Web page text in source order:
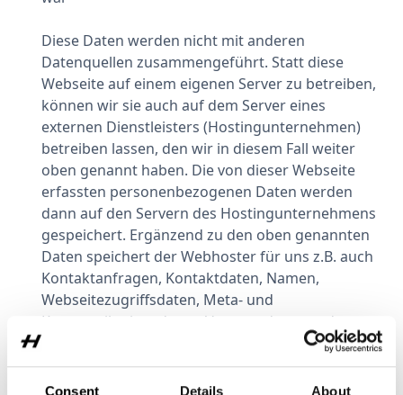
Consent Details About
Diese Daten werden nicht mit anderen
Datenquellen zusammengeführt. Statt diese
Webseite auf einem eigenen Server zu betreiben,
können wir sie auch auf dem Server eines
externen Dienstleisters (Hostingunternehmen)
betreiben lassen, den wir in diesem Fall weiter
oben genannt haben. Die von dieser Webseite
erfassten personenbezogenen Daten werden
dann auf den Servern des Hostingunternehmens
gespeichert. Ergänzend zu den oben genannten
Daten speichert der Webhoster für uns z.B. auch
Kontaktanfragen, Kontaktdaten, Namen,
Webseitezugriffsdaten, Meta- und
Kommunikationsdaten, Vertragsdaten und
sonstige Daten, die über eine Website generiert
werden. Rechtsgrundlage für die Verarbeitung
dieser Daten ist Art. 6 Abs. 1 lit. f DSGVO. Unser